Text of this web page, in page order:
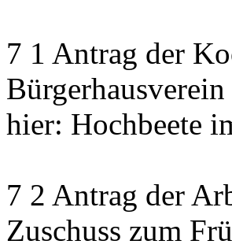
7 1 Antrag der
hier: Hochbeete
7 2 Antrag der
Zuschuss zum